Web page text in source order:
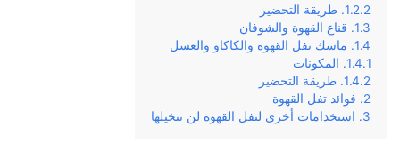
طريقة التحضير
قناع القهوة والشوفان
ماسك تفل القهوة والكاكاو والعسل
المكونات
طريقة التحضير
فوائد تفل القهوة
استخدامات أخرى لتفل القهوة لن تتخيلها